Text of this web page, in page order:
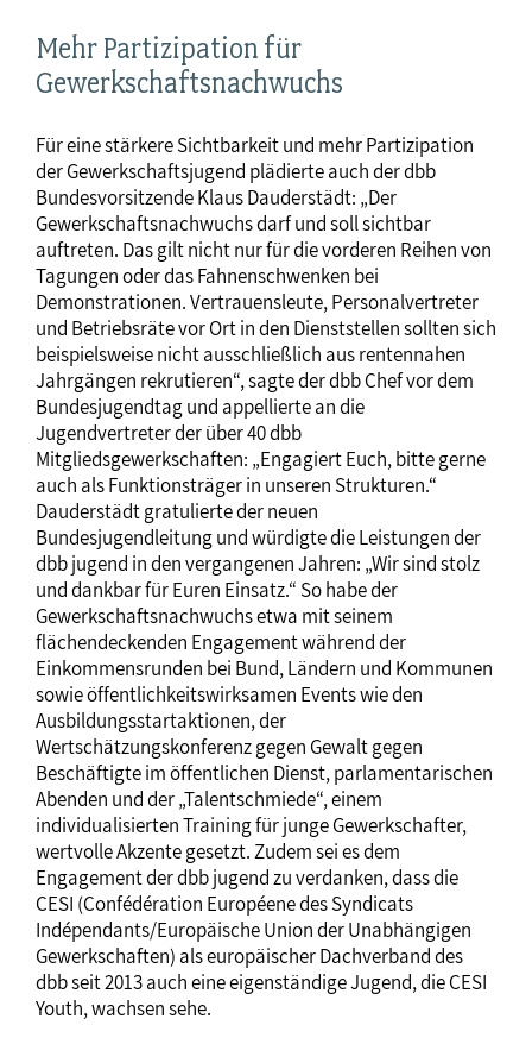
Mehr Partizipation für
Gewerkschaftsnachwuchs
Für eine stärkere Sichtbarkeit und mehr Partizipation
der Gewerkschaftsjugend plädierte auch der dbb
Bundesvorsitzende Klaus Dauderstädt: „Der
Gewerkschaftsnachwuchs darf und soll sichtbar
auftreten. Das gilt nicht nur für die vorderen Reihen von
Tagungen oder das Fahnenschwenken bei
Demonstrationen. Vertrauensleute, Personalvertreter
und Betriebsräte vor Ort in den Dienststellen sollten sich
beispielsweise nicht ausschließlich aus rentennahen
Jahrgängen rekrutieren“, sagte der dbb Chef vor dem
Bundesjugendtag und appellierte an die
Jugendvertreter der über 40 dbb
Mitgliedsgewerkschaften: „Engagiert Euch, bitte gerne
auch als Funktionsträger in unseren Strukturen.“
Dauderstädt gratulierte der neuen
Bundesjugendleitung und würdigte die Leistungen der
dbb jugend in den vergangenen Jahren: „Wir sind stolz
und dankbar für Euren Einsatz.“ So habe der
Gewerkschaftsnachwuchs etwa mit seinem
flächendeckenden Engagement während der
Einkommensrunden bei Bund, Ländern und Kommunen
sowie öffentlichkeitswirksamen Events wie den
Ausbildungsstartaktionen, der
Wertschätzungskonferenz gegen Gewalt gegen
Beschäftigte im öffentlichen Dienst, parlamentarischen
Abenden und der „Talentschmiede“, einem
individualisierten Training für junge Gewerkschafter,
wertvolle Akzente gesetzt. Zudem sei es dem
Engagement der dbb jugend zu verdanken, dass die
CESI (Confédération Européene des Syndicats
Indépendants/Europäische Union der Unabhängigen
Gewerkschaften) als europäischer Dachverband des
dbb seit 2013 auch eine eigenständige Jugend, die CESI
Youth, wachsen sehe.